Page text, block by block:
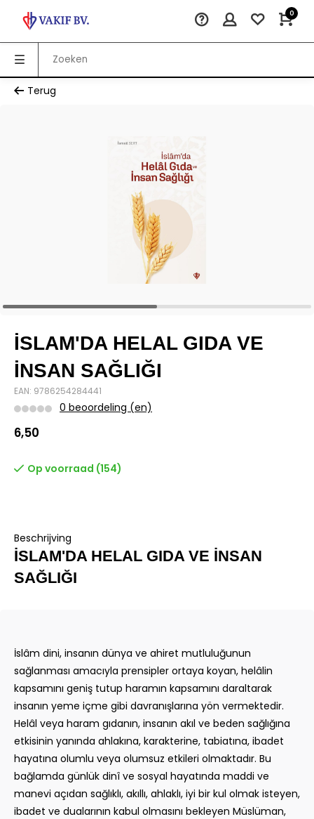
0
Terug
İSLAM'DA HELAL GIDA VE
İNSAN SAĞLIĞI
EAN: 9786254284441
0 beoordeling (en)
6,50
Op voorraad (154)
Beschrijving
İSLAM'DA HELAL GIDA VE İNSAN
SAĞLIĞI
İslâm dini, insanın dünya ve ahiret mutluluğunun
sağlanması amacıyla prensipler ortaya koyan, helâlin
kapsamını geniş tutup haramın kapsamını daraltarak
insanın yeme içme gibi davranışlarına yön vermektedir.
Helâl veya haram gıdanın, insanın akıl ve beden sağlığına
etkisinin yanında ahlakına, karakterine, tabiatına, ibadet
hayatına olumlu veya olumsuz etkileri olmaktadır. Bu
bağlamda günlük dinî ve sosyal hayatında maddi ve
manevi açıdan sağlıklı, akıllı, ahlaklı, iyi bir kul olmak isteyen,
ibadet ve dualarının kabul olmasını bekleyen Müslüman,